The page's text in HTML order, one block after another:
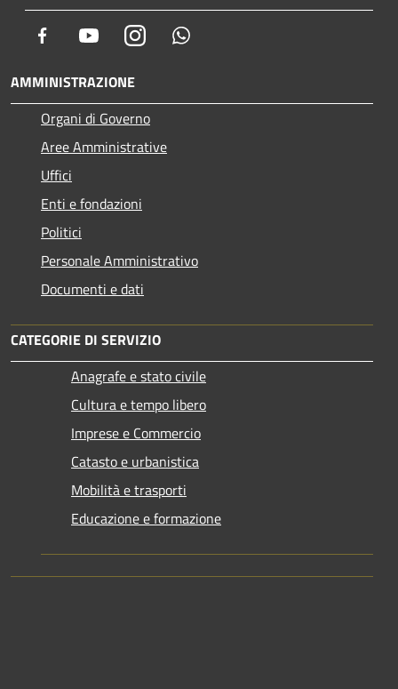
Facebook YoutubeInstagram
AMMINISTRAZIONE
Organi di Governo
Aree Amministrative
Uffici
Enti e fondazioni
Politici
Personale Amministrativo
Documenti e dati
CATEGORIE DI SERVIZIO
Anagrafe e stato civile
Cultura e tempo libero
Imprese e Commercio
Catasto e urbanistica
Mobilità e trasporti
Educazione e formazione